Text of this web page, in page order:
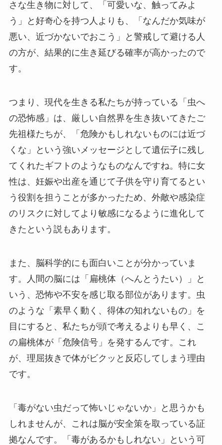
さな生き物に対して、「可愛いな、触ってみよ
う」と好奇心を持つ人よりも、「なんだか気味が
悪い、近づかないでおこう」と警戒して避ける人
の方が、結果的に生き延びる確率が高かったので
す。
つまり、現代を生きる私たちが持っている「虫へ
の恐怖感」は、厳しい自然界を生き抜いてきたご
先祖様たちが、「危険かもしれないものには近づ
くな」という強いメッセージとして遺伝子に残し
てくれたギフトのようなものなんですね。特に女
性は、妊娠や出産を通じて子供を守り育てるとい
う役割を担うことが多かったため、外敵や感染症
のリスクに対してより敏感になるように進化して
きたという説もあります。
また、脳科学的にも面白いことが分かっていま
す。人間の脳には「扁桃体（へんとうたい）」と
いう、恐怖や不安を感じ取る部位があります。虫
のような「素早く動く、得体の知れないもの」を
目にすると、私たちが頭で考えるよりも早く、こ
の扁桃体が「危険信号」を発するんです。これ
が、理屈抜きで体がビクッと反応してしまう理由
です。
「毒がない虫だって怖いじゃないか」と思うかも
しれませんが、これは脳が安全策を取っている証
拠なんです。「毒があるかもしれない」という可